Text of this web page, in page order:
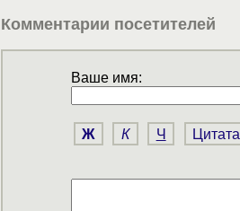
Комментарии посетителей
Ваше имя:
Ж К Ч Цитата